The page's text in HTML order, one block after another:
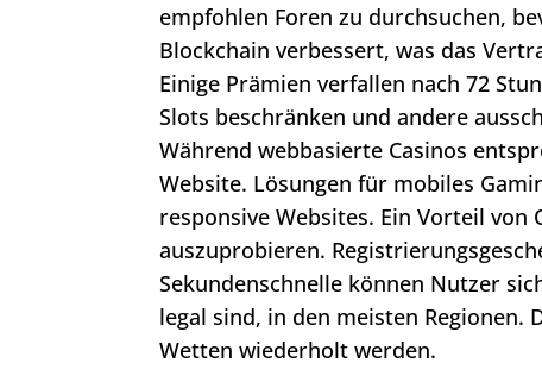
empfohlen Foren zu durchsuchen,
Blockchain verbessert, was das
Einige Prämien verfallen nach 72
Slots beschränken und andere
Während webbasierte Casinos
Website. Lösungen für mobiles
responsive Websites. Ein Vorteil
auszuprobieren.
Sekundenschnelle können Nutzer
legal sind, in den meisten Regionen.
Wetten wiederholt werden.